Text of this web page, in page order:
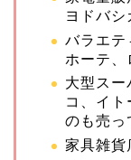
ヨドバシ
バラエテ
ホーテ、
大型スー
コ、イ
のも売っ
家具雑貨